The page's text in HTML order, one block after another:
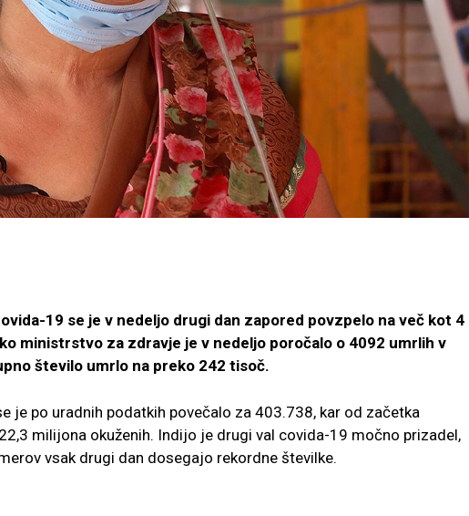
19 se je v nedeljo drugi dan zapored povzpelo na več kot 4
ministrstvo za zdravje je v nedeljo poročalo o 4092 umrlih v
število umrlo na preko 242 tisoč.
je po uradnih podatkih povečalo za 403.738, kar od začetka
milijona okuženih. Indijo je drugi val covida-19 močno prizadel,
vsak drugi dan dosegajo rekordne številke.